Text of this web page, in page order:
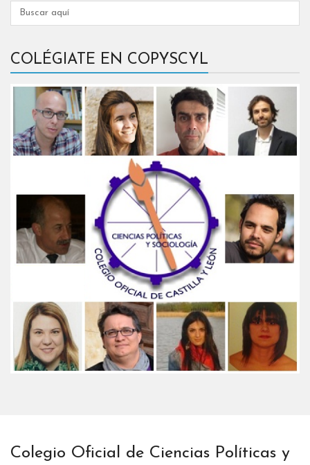
COLÉGIATE EN COPYSCYL
Colegio Oficial de Ciencias Políticas y